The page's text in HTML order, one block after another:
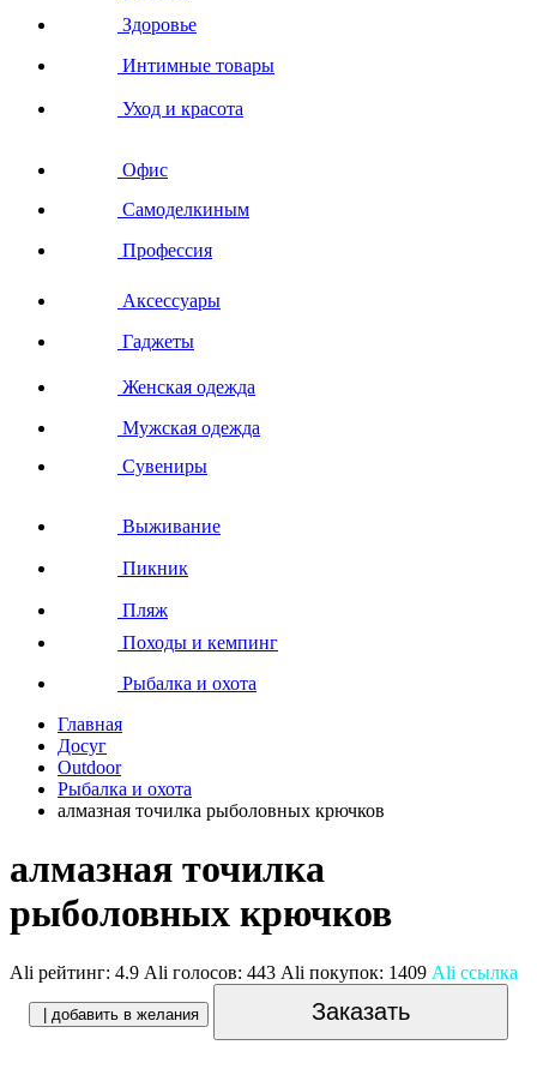
Здоровье
Интимные товары
Уход и красота
Офис
Самоделкиным
Профессия
Аксессуары
Гаджеты
Женская одежда
Мужская одежда
Сувениры
Выживание
Пикник
Пляж
Походы и кемпинг
Рыбалка и охота
Главная
Досуг
Outdoor
Рыбалка и охота
алмазная точилка рыболовных крючков
алмазная точилка
рыболовных крючков
Ali рейтинг: 4.9 Ali голосов: 443 Ali покупок: 1409 Ali ссылка
| добавить в желания Заказать